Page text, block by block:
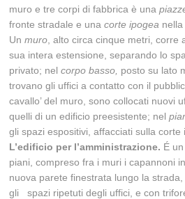
muro e tre corpi di fabbrica è una
fronte stradale e unacorte ipogea
Unmuro , alto circa cinque metri, corre
sua intera estensione, separando lo
privato; nelcorpo basso, posto su lato
trovano gli uffici a contatto con il
cavallo’ del muro, sono collocati nuovi
quelli di un edificio preesistente; nel
gli spazi espositivi, affacciati sulla corte
L’edificio per l’amministrazione. É
piani, compreso fra i muri i capannoni
nuova parete finestrata lungo la
gli spazi ripetuti degli uffici, e con